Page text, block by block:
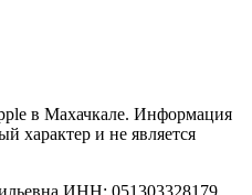
в Махачкале. Информация
характер и не является
ИНН: 051303328179